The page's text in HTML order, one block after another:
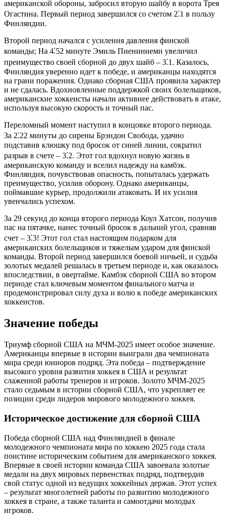
американской обороны, забросил вторую шайбу в ворота Трея
Огастина. Первый период завершился со счетом 2⁚1 в пользу
Финляндии.
Второй период начался с усиления давления финской
команды; На 4⁚52 минуте Эмиль Пиениниеми увеличил
преимущество своей сборной до двух шайб – 3⁚1. Казалось,
Финляндия уверенно идет к победе, и американцы находятся
на грани поражения. Однако сборная США проявила характер
и не сдалась. Вдохновленные поддержкой своих болельщиков,
американские хоккеисты начали активнее действовать в атаке,
используя высокую скорость и точный пас.
Переломный момент наступил в концовке второго периода.
За 2⁚22 минуты до сирены Брэндон Свобода, удачно
подставив клюшку под бросок от синей линии, сократил
разрыв в счете – 3⁚2. Этот гол вдохнул новую жизнь в
американскую команду и вселил надежду на камбэк.
Финляндия, почувствовав опасность, попыталась удержать
преимущество, усилив оборону. Однако американцы,
поймавшие курьер, продолжили атаковать. И их усилия
увенчались успехом.
За 29 секунд до конца второго периода Коул Хатсон, получив
пас на пятачке, нанес точный бросок в дальний угол, сравняв
счет – 3⁚3! Этот гол стал настоящим подарком для
американских болельщиков и тяжелым ударом для финской
команды. Второй период завершился боевой ничьей, и судьба
золотых медалей решалась в третьем периоде и, как оказалось
впоследствии, в овертайме. Камбэк сборной США во втором
периоде стал ключевым моментом финального матча и
продемонстрировал силу духа и волю к победе американских
хоккеистов.
Значение победы
Триумф сборной США на МЧМ-2025 имеет особое значение.
Американцы впервые в истории выиграли два чемпионата
мира среди юниоров подряд. Эта победа – подтверждение
высокого уровня развития хоккея в США и результат
слаженной работы тренеров и игроков. Золото МЧМ-2025
стало седьмым в истории сборной США, что укрепляет ее
позиции среди лидеров мирового молодежного хоккея.
Историческое достижение для сборной США
Победа сборной США над Финляндией в финале
молодежного чемпионата мира по хоккею 2025 года стала
поистине историческим событием для американского хоккея.
Впервые в своей истории команда США завоевала золотые
медали на двух мировых первенствах подряд, подтвердив
свой статус одной из ведущих хоккейных держав. Этот успех
– результат многолетней работы по развитию молодежного
хоккея в стране, а также таланта и самоотдачи молодых
игроков.